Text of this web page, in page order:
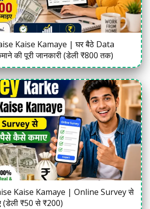
Kaise Kamaye | घर बैठे Data
की पूरी जानकारी (डेली ₹800 तक)
Kaise Kamaye | Online Survey से
₹50 से ₹200)